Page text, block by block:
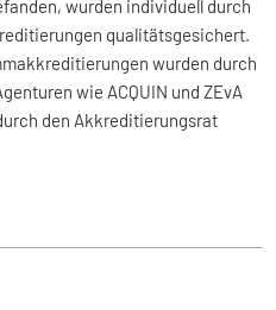
wurden individuell durch
qualitätsgesichert.
wurden durch
wie ACQUIN und ZEvA
den Akkreditierungsrat